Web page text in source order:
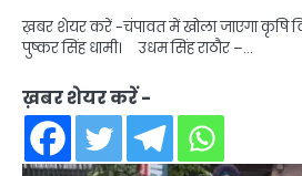
ख़बर शेयर करें -चंपावत में खोला जाएगा कृषि
पुष्कर सिंह धामी। उधम सिंह राठौर –…
ख़बर शेयर करें -